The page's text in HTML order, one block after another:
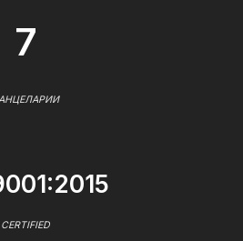
7
CERTIFIED